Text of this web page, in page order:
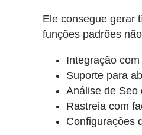
Ele consegue gerar
funções padrões
Integração com
Suporte para
Análise de Seo
Rastreia com
Configurações